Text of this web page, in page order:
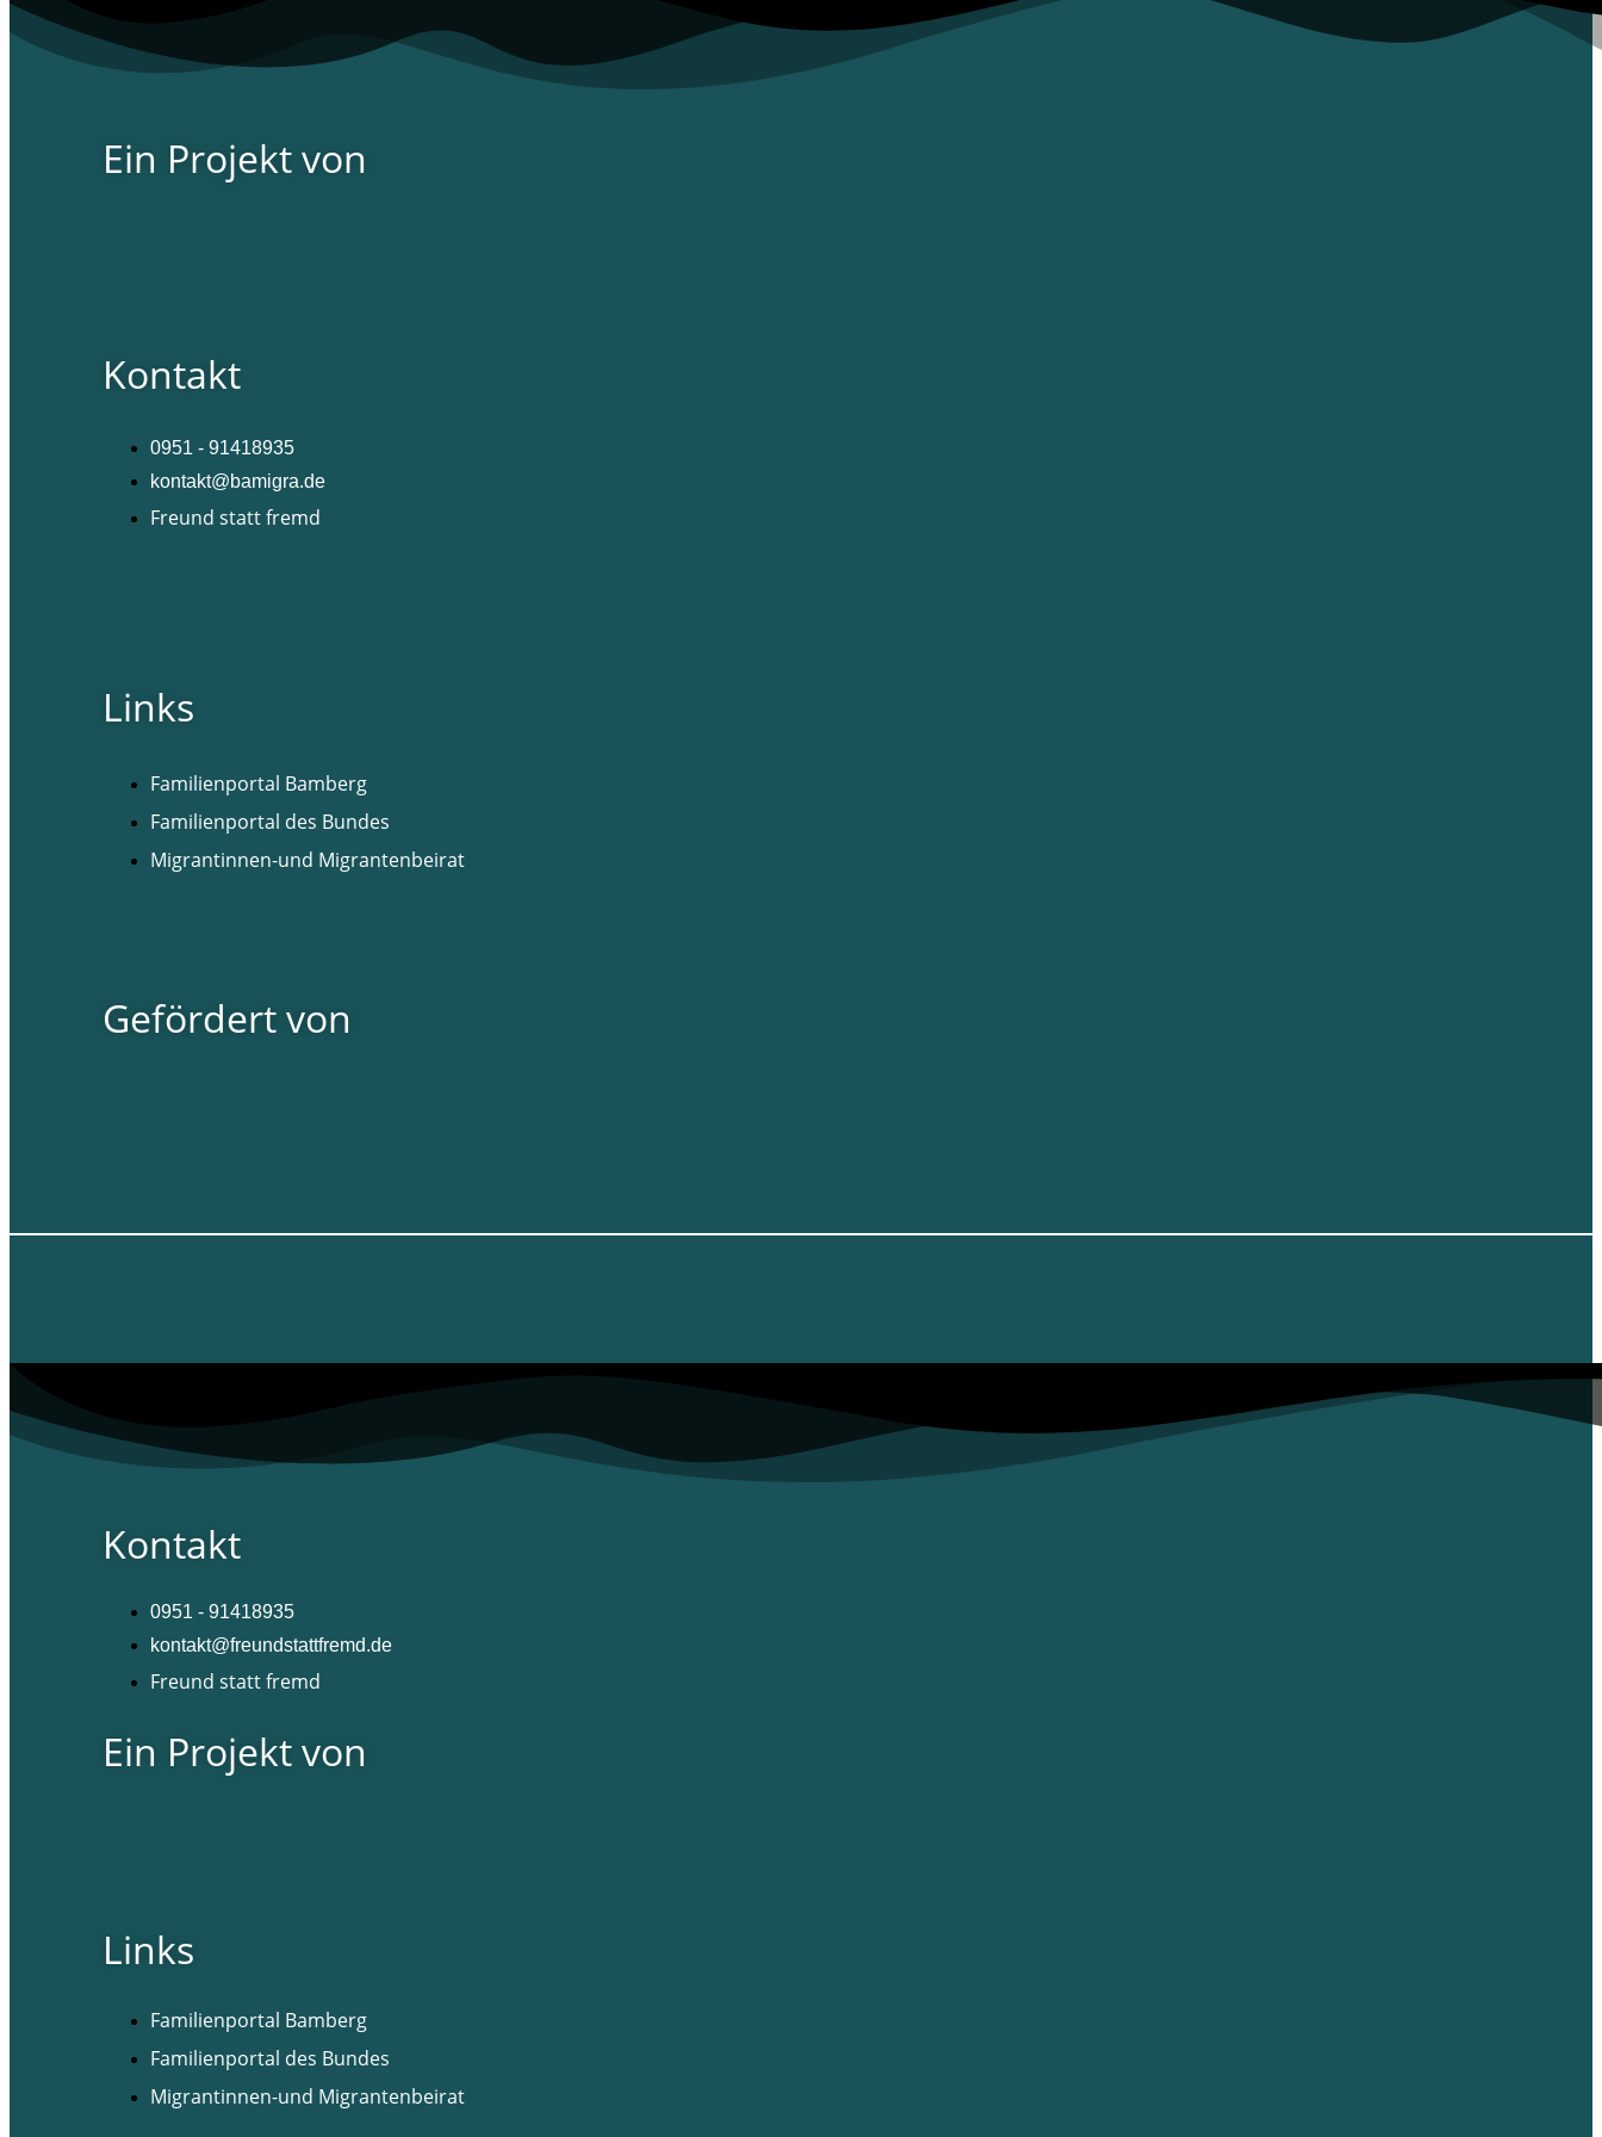
Ein Projekt von
Kontakt
0951 - 91418935
kontakt@bamigra.de
Freund statt fremd
Links
Familienportal Bamberg
Familienportal des Bundes
Migrantinnen-und Migrantenbeirat
Gefördert von
Kontakt
0951 - 91418935
kontakt@freundstattfremd.de
Freund statt fremd
Ein Projekt von
Links
Familienportal Bamberg
Familienportal des Bundes
Migrantinnen-und Migrantenbeirat